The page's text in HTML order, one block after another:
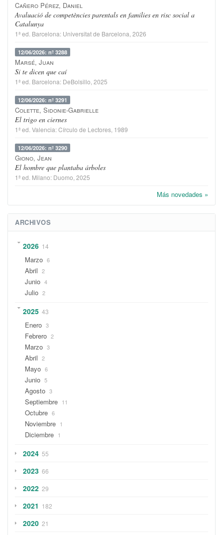
Cañero Pérez, Daniel
Avaluació de competències parentals en families en risc social a
Catalunya
1ª ed. Barcelona: Universitat de Barcelona , 2026
12/06/2026: nº 3288
Marsé, Juan
Si te dicen que caí
1ª ed. Barcelona: DeBolsillo , 2025
12/06/2026: nº 3291
Colette, Sidonie-Gabrielle
El trigo en ciernes
1ª ed. Valencia:Círculo de Lectores , 1989
12/06/2026: nº 3290
Giono, Jean
El hombre que plantaba árboles
1ª ed. Milano: Duomo , 2025
Más novedades »
ARCHIVOS
2026 14
Marzo 6
Abril 2
Junio 4
Julio 2
2025 43
Enero 3
Febrero 2
Marzo 3
Abril 2
Mayo 6
Junio 5
Agosto 3
Septiembre 11
Octubre 6
Noviembre 1
Diciembre 1
2024 55
2023 66
2022 29
2021 182
2020 21